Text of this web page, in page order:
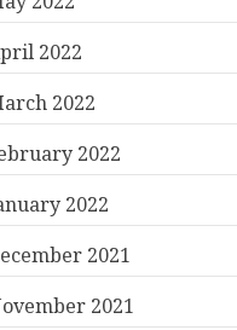
2022
2022
2022
2022
2021
2021